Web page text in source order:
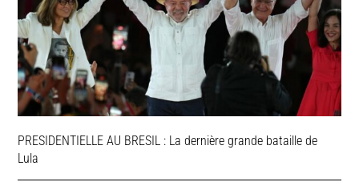
PRESIDENTIELLE AU BRESIL : La dernière grande bataille de
Lula